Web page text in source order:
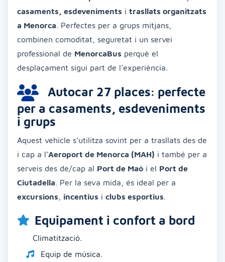
casaments, esdeveniments i trasllats organitzats
a Menorca . Perfectes per a grups mitjans,
combinen comoditat, seguretat i un servei
professional de MenorcaBus perquè el
desplaçament sigui part de l’experiència.
Autocar 27 places: perfecte
per a casaments, esdeveniments
i grups
Aquest vehicle s’utilitza sovint per a trasllats des de
i cap a l’Aeroport de Menorca (MAH) i també per a
serveis des de/cap al Port de Maó i el Port de
Ciutadella . Per la seva mida, és ideal per a
excursions
incentius i clubs esportius
Equipament i confort a bord
Climatització.
Equip de música.